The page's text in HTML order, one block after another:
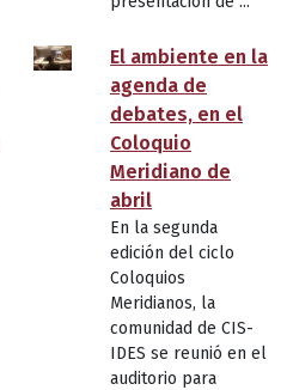
El ambiente en la
agenda de
debates, en el
Coloquio
Meridiano de
abril
En la segunda
edición del ciclo
Coloquios
Meridianos, la
comunidad de CIS-
IDES se reunió en el
auditorio para